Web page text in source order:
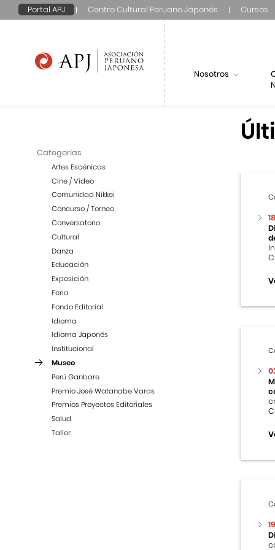
Portal APJ Centro Cultural Peruano Japonés Cursos
Nosotros
Categorías
Artes Escénicas
Cine / Video
Comunidad Nikkei
Concurso / Torneo
Conversatorio
Cultural
Danza
Educación
Exposición
Feria
Fondo Editorial
Idioma
Idioma Japonés
Institucional
Museo
Perú Ganbare
Premio José Watanabe Varas
Premios Proyectos Editoriales
Salud
Taller